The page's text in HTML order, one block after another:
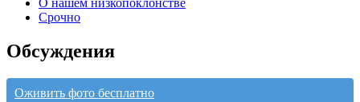
Срочно
Обсуждения
Оживить фото бесплатно